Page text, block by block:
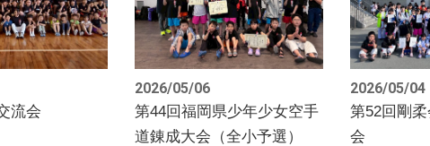
流会
2026/05/06
第44回福岡県少年少女空手
道錬成大会（全小予選）
2026/05/04
第52回剛
会